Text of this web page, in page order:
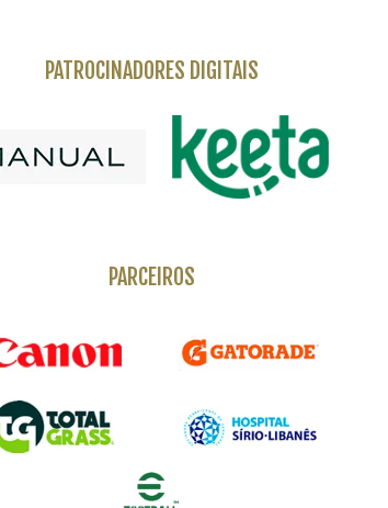
PATROCINADORES DIGITAIS
PARCEIROS